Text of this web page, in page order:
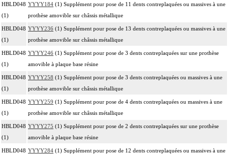
HBLD048
(1)
YYYY184 (1) Supplément pour pose de 11 dents contreplaquées ou massives à une
prothèse amovible sur châssis métallique
HBLD048
(1)
YYYY236 (1) Supplément pour pose de 13 dents contreplaquées ou massives à une
prothèse amovible sur châssis métallique
HBLD048
(1)
YYYY246 (1) Supplément pour pose de 3 dents contreplaquées sur une prothèse
amovible à plaque base résine
HBLD048
(1)
YYYY258 (1) Supplément pour pose de 3 dents contreplaquées ou massives à une
prothèse amovible sur châssis métallique
HBLD048
(1)
YYYY259 (1) Supplément pour pose de 4 dents contreplaquées ou massives à une
prothèse amovible sur châssis métallique
HBLD048
(1)
YYYY275 (1) Supplément pour pose de 2 dents contreplaquées sur une prothèse
amovible à plaque base résine
HBLD048 YYYY284 (1) Supplément pour pose de 12 dents contreplaquées ou massives à une